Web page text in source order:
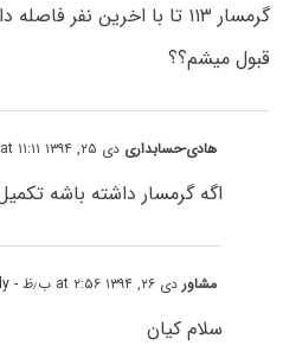
گرمسار ۱۱۳ تا با اخرین نفر
قبول میشم؟؟
هادی-حسابداری دی ۲۵, ۱۳۹۴ at ۱۱:۱۱ ب٫ظ
اگه گرمسار داشته باشه
مشاوردی ۲۶, ۱۳۹۴ at ۲:۵۶ ب٫ظ - Reply
سلام کیان